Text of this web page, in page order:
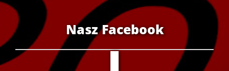
Nasz Facebook